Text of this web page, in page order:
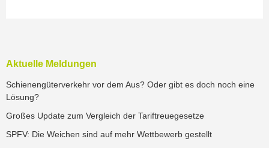
Aktuelle Meldungen
Schienengüterverkehr vor dem Aus? Oder gibt es doch noch eine
Lösung?
Großes Update zum Vergleich der Tariftreuegesetze
SPFV: Die Weichen sind auf mehr Wettbewerb gestellt